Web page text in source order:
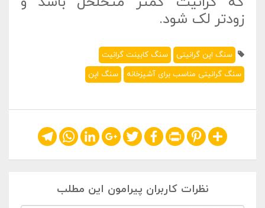
زودتر لک شود.
سنگ اپن گرانیتی
سنگ کابینت گرانیت
سنگ گرانیتی مناسب برای آشپزخانه
سنگ اپن
Share
Pinterest
Print
Facebook
Twitter
Google+
LinkedIn
WhatsApp
Telegram
نظرات کاربران پیرامون این مطلب